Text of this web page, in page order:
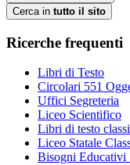
Cerca in tutto il sito
Ricerche frequenti
Libri di Testo
Circolari 551
Uffici Segreteria
Liceo Scientifico
Libri di testo
Liceo Statale
Bisogni Educativi